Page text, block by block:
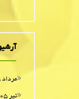
مرداد ۱۴۰۵
تیر ۱۴۰۵